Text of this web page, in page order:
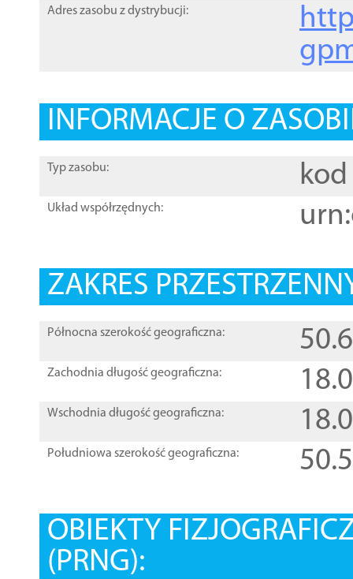
Adres zasobu z dystrybucji:
INFORMACJE O
Typ zasobu: kod
Układ współrzędnych:
ZAKRES
Północna szerokość geograficzna:
Zachodnia długość geograficzna:
Wschodnia długość geograficzna:
Południowa szerokość geograficzna:
OBIEKTY
(PRNG):